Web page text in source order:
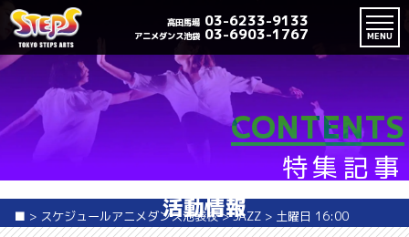
高田馬場 03-6233-9133
アニメダンス池袋 03-6903-1767 MENU
CONTENTS
特集記事
■ > スケジュールアニメダンス池袋校>JAZZ > 土曜日 16:00
活動情報